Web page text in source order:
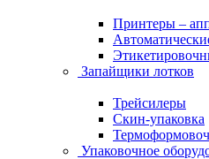
Принтеры –
Запайщики лотков
Трейсилеры
Скин-упаковка
Упаковочное